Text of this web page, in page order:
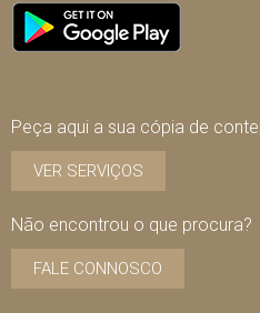
Peça aqui a sua cópia de
VER SERVIÇOS
Não encontrou o que procura?
FALE CONNOSCO